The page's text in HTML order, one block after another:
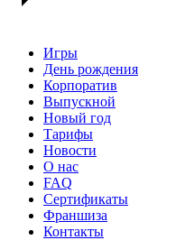
Игры
День рождения
Корпоратив
Выпускной
Новый год
Тарифы
Новости
О нас
FAQ
Сертификаты
Франшиза
Контакты